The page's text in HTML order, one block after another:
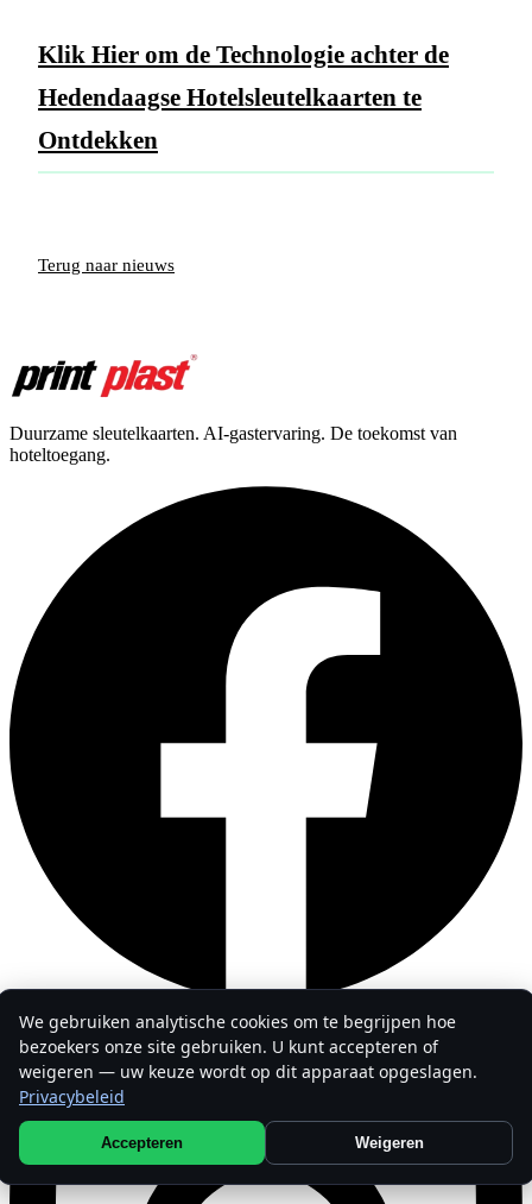
Klik Hier om de Technologie achter de
Hedendaagse Hotelsleutelkaarten te
Ontdekken
Terug naar nieuws
Duurzame sleutelkaarten. AI-gastervaring. De toekomst van
hoteltoegang.
We gebruiken analytische cookies om te begrijpen hoe
bezoekers onze site gebruiken. U kunt accepteren of
weigeren — uw keuze wordt op dit apparaat opgeslagen.
Privacybeleid
Accepteren Weigeren